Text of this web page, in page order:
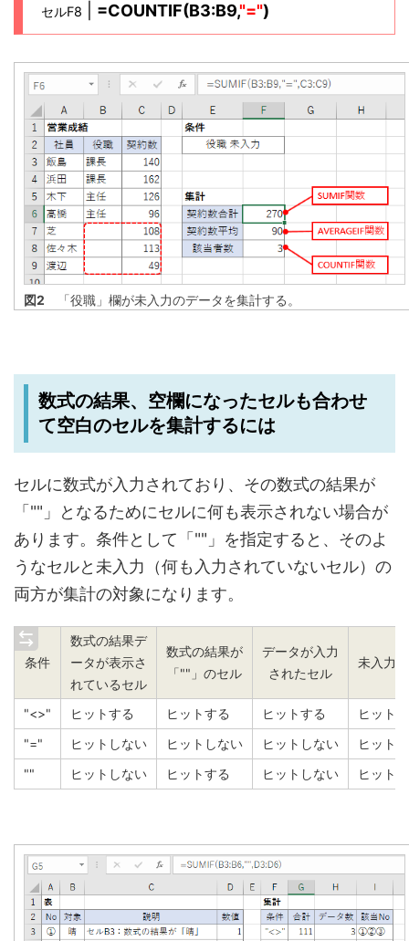
セルF8 =COUNTIF(B3:B9,"=")
図2 「役職」欄が未入力のデータを集計する。
数式の結果、空欄になったセルも合わせ
て空白のセルを集計するには
セルに数式が入力されており、その数式の結果が
「""」となるためにセルに何も表示されない場合が
あります。条件として「""」を指定すると、そのよ
うなセルと未入力（何も入力されていないセル）の
両方が集計の対象になります。
条件
数式の結果デ
ータが表示さ
れているセル
数式の結果が
「""」のセル
データが入力
されたセル
未入力
"<>" ヒットする ヒットする ヒットする
ヒット
"="
ヒットしない ヒットしない ヒットしない
ヒット
""
ヒットしない ヒットする ヒットしない ヒット